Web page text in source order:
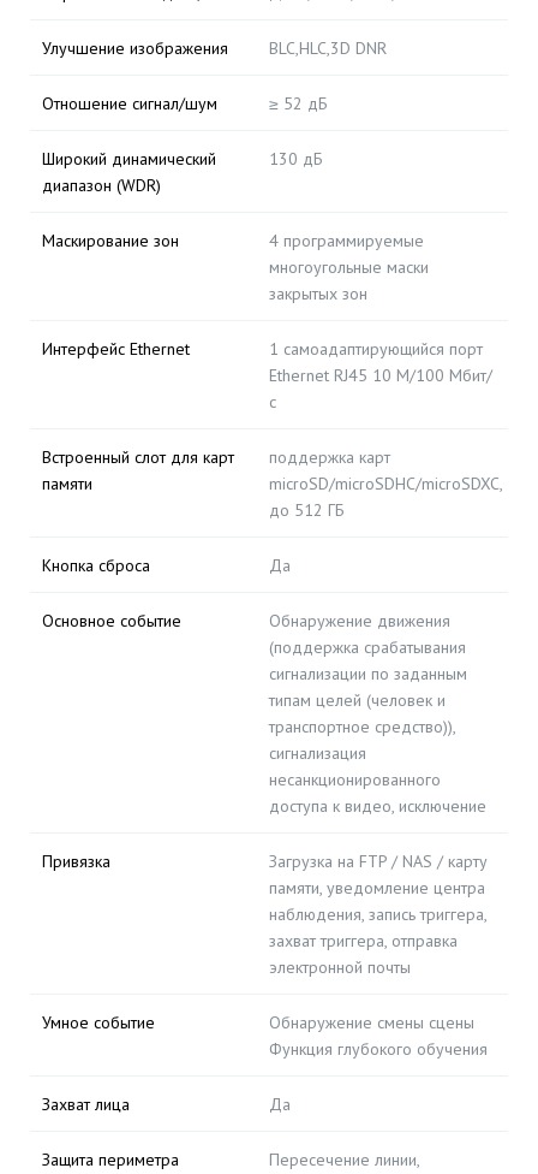
Улучшение изображения BLC,HLC,3D DNR
Отношение сигнал/шум ≥ 52 дБ
Широкий динамический
диапазон (WDR)
130 дБ
Маскирование зон
4 программируемые
многоугольные маски
закрытых зон
Интерфейс Ethernet
1 самоадаптирующийся порт
Ethernet RJ45 10 М/100 Мбит/
с
Встроенный слот для карт
памяти
поддержка карт
microSD/microSDHC/microSDXC,
до 512 ГБ
Кнопка сброса Да
Основное событие
Обнаружение движения
(поддержка срабатывания
сигнализации по заданным
типам целей (человек и
транспортное средство)),
сигнализация
несанкционированного
доступа к видео, исключение
Привязка
Загрузка на FTP / NAS / карту
памяти, уведомление центра
наблюдения, запись триггера,
захват триггера, отправка
электронной почты
Умное событие
Обнаружение смены сцены
Функция глубокого обучения
Захват лица Да
Защита периметра
Пересечение линии,